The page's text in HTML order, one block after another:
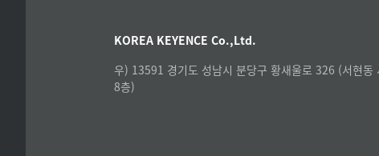
KOREA KEYENCE Co.,Ltd.
우) 13591 경기도 성남시 분당구 황새울로 326 (서현동
8층)